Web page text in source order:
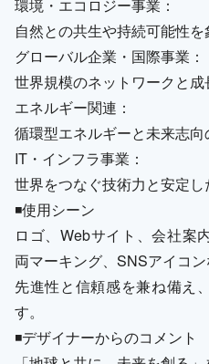
環境・エコロジー事業：
自然との共生や持続可能性を
グローバル企業・国際事業：
世界規模のネットワークと成
エネルギー関連：
循環型エネルギーと未来志向
IT・インフラ事業：
世界をつなぐ技術力と安定し
◾️使用シーン
ロゴ、Webサイト、会社案
両マーキング、SNSアイコン
先進性と信頼感を兼ね備え
す。
◾️デザイナーからのコメント